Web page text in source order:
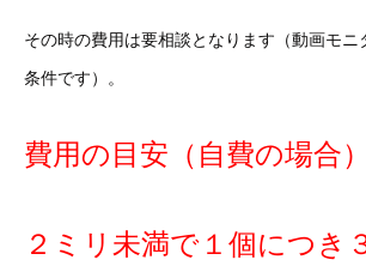
その時の費用は要相談となります（動画モニ
条件です）。
費用の目安（自費の場合）
２ミリ未満で１個につき